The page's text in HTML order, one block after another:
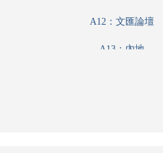
A12：文匯論壇
A13：內地